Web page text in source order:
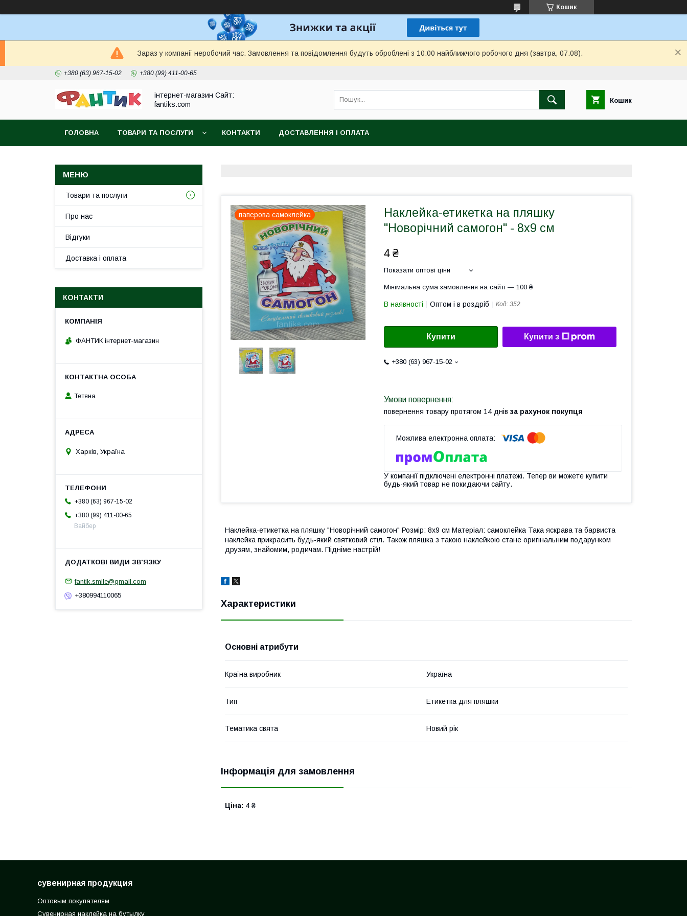
Кошик
Зараз у компанії неробочий час. Замовлення та повідомлення будуть оброблені з 10:00 найближчого робочого дня (завтра, 07.08).
+380 (63) 967-15-02 +380 (99) 411-00-65
інтернет-магазин Сайт:
fantiks.com
Кошик
ГОЛОВНА ТОВАРИ ТА ПОСЛУГИ КОНТАКТИ ДОСТАВЛЕННЯ І ОПЛАТА
паперова самоклейка
Наклейка-етикетка на пляшку
"Новорічний самогон" - 8х9 см
4 ₴
Показати оптові ціни
Мінімальна сума замовлення на сайті — 100 ₴
В наявності Оптом і в роздріб Код: 352
Купити Купити з
+380 (63) 967-15-02
повернення товару протягом 14 днів за рахунок покупця
У компанії підключені електронні платежі. Тепер ви можете купити
будь-який товар не покидаючи сайту.
Наклейка-етикетка на пляшку "Новорічний самогон" Розмір: 8х9 см Матеріал: самоклейка Така яскрава та барвиста
наклейка прикрасить будь-який святковий стіл. Також пляшка з такою наклейкою стане оригінальним подарунком
друзям, знайомим, родичам. Підніме настрій!
Характеристики
Основні атрибути
Країна виробник Україна
Тип Етикетка для пляшки
Тематика свята Новий рік
Інформація для замовлення
Ціна: 4 ₴
Товари та послуги
Про нас
Відгуки
Доставка і оплата
КОНТАКТИ
ФАНТИК інтернет-магазин
Тетяна
Харків, Україна
+380 (63) 967-15-02
+380 (99) 411-00-65
Вайбер
fantik.smile@gmail.com
+380994110065
сувенирная продукция
Оптовым покупателям
Сувенирная наклейка на бутылку